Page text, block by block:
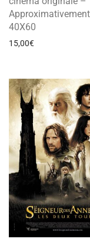
Approximativement
40X60
15,00€